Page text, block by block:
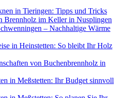
in Tieringen: Tipps und Tricks
Brennholz im Keller in Nusplingen
– Nachhaltige Wärme
in Heinstetten: So bleibt Ihr Holz
von Buchenbrennholz in
in Meßstetten: Ihr Budget sinnvoll